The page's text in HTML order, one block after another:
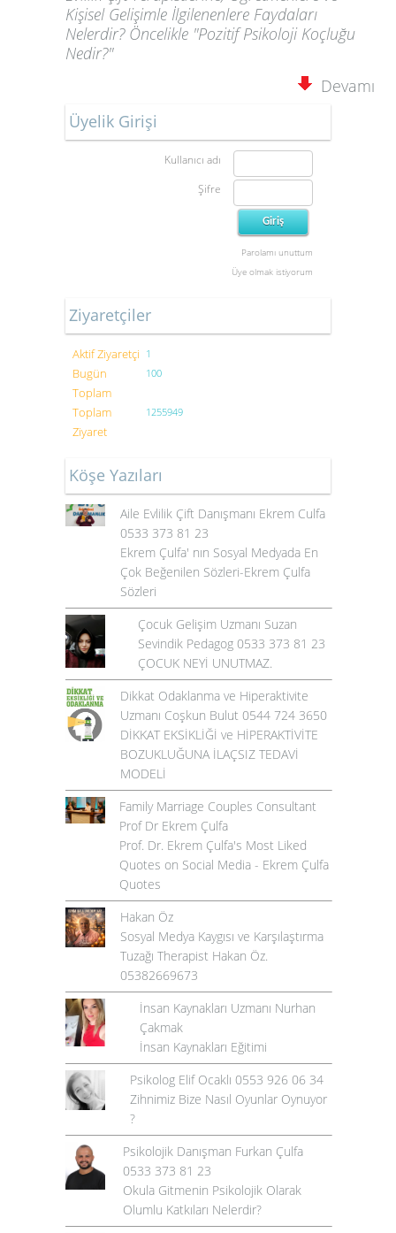
Kişisel Gelişimle İlgilenenlere Faydaları
Nelerdir? Öncelikle "Pozitif Psikoloji Koçluğu
Nedir?"
Devamı
Üyelik Girişi
Kullanıcı adı
Şifre
Parolamı unuttum
Üye olmak istiyorum
Ziyaretçiler
Aktif Ziyaretçi 1
Bugün
Toplam
100
Toplam
Ziyaret
1255949
Köşe Yazıları
Aile Evlilik Çift Danışmanı Ekrem Culfa
0533 373 81 23
Ekrem Çulfa' nın Sosyal Medyada En
Çok Beğenilen Sözleri-Ekrem Çulfa
Sözleri
Çocuk Gelişim Uzmanı Suzan
Sevindik Pedagog 0533 373 81 23
ÇOCUK NEYİ UNUTMAZ.
Dikkat Odaklanma ve Hiperaktivite
Uzmanı Coşkun Bulut 0544 724 3650
DİKKAT EKSİKLİĞİ ve HİPERAKTİVİTE
BOZUKLUĞUNA İLAÇSIZ TEDAVİ
MODELİ
Family Marriage Couples Consultant
Prof Dr Ekrem Çulfa
Prof. Dr. Ekrem Çulfa's Most Liked
Quotes on Social Media - Ekrem Çulfa
Quotes
Hakan Öz
Sosyal Medya Kaygısı ve Karşılaştırma
Tuzağı Therapist Hakan Öz.
05382669673
İnsan Kaynakları Uzmanı Nurhan
Çakmak
İnsan Kaynakları Eğitimi
Psikolog Elif Ocaklı 0553 926 06 34
Zihnimiz Bize Nasıl Oyunlar Oynuyor
?
Psikolojik Danışman Furkan Çulfa
0533 373 81 23
Okula Gitmenin Psikolojik Olarak
Olumlu Katkıları Nelerdir?